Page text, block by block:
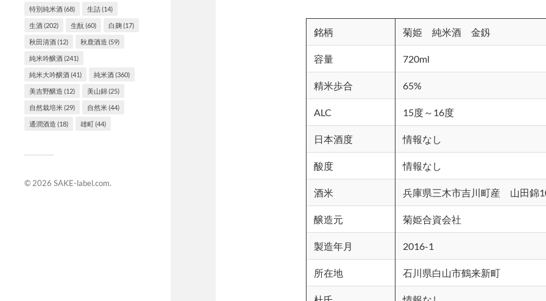
特別純米酒(68) 生詰(14)
生酒(202) 生酛 (60) 白麹(17)
秋田清酒(12) 秋鹿酒造 (59)
純米吟醸酒(241)
純米大吟醸酒(41) 純米酒(360)
美吉野醸造 (12) 美山錦(25)
自然栽培米(29) 自然米(44)
通潤酒造 (18) 雄町(44)
© 2026 SAKE-label.com.
銘柄 菊姫 純米酒 金釼
容量 720ml
精米歩合 65%
ALC 15度～16度
日本酒度 情報なし
酸度 情報なし
酒米 兵庫県三木市吉川町産 山田錦
醸造元 菊姫合資会社
製造年月 2016-1
所在地 石川県白山市鶴来新町